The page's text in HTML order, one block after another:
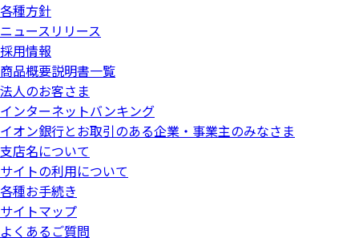
各種方針
ニュースリリース
採用情報
商品概要説明書一覧
法人のお客さま
インターネットバンキング
イオン銀行とお取引のある企業・事業主のみなさま
支店名について
サイトの利用について
各種お手続き
サイトマップ
よくあるご質問